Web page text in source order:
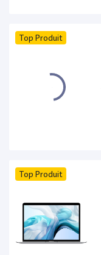
Top Produit
Top Produit